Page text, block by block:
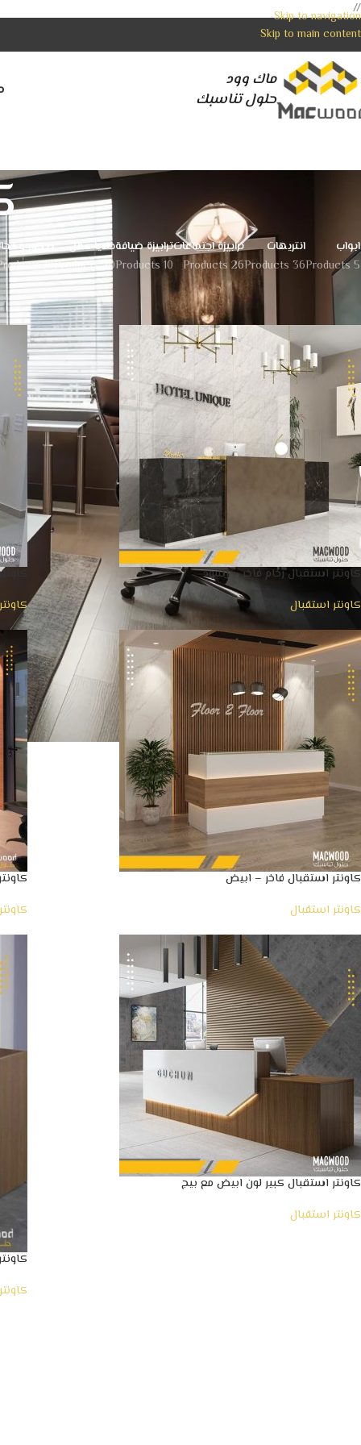
//
Skip to navigation
Skip to main content
ماك وود
حلول تناسبك
ابواب
5 Products
انتريهات
36 Products
ترابيزة اجتماعات
26 Products
ترابيزة ضيافة
10 Products
خلايا عمل
20 Products
ديكور و
10 Products
الرئيسية
كاونتر استقبال الصفحة 2
كاونتر استقبال رخام فاخر – اسود
كاونتر استقبال
كاونتر استقبال فاخر – ابيض
كاونتر استقبال
كاونتر استقبال كبير لون ابيض مع بيج
كاونتر استقبال